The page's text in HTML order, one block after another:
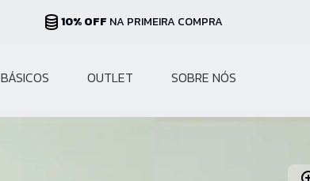
PARCELAS ATÉ 10XNO CARTÃO
BÁSICOS OUTLET SOBRE NÓS